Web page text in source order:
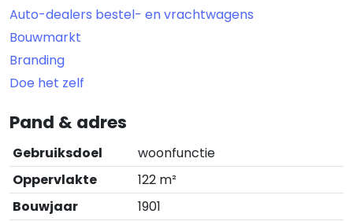
Auto-dealers bestel- en vrachtwagens
Bouwmarkt
Branding
Doe het zelf
Pand & adres
Gebruiksdoel
woonfunctie
Oppervlakte
122 m²
Bouwjaar
1901